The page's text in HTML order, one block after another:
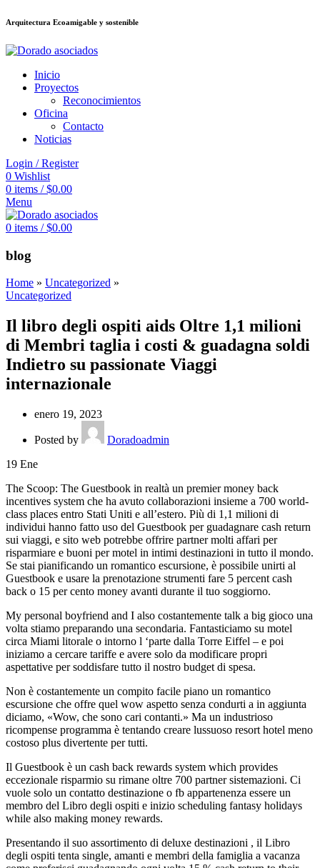
deneme bonusu veren sitelerstake
Arquitectura Ecoamigable y sostenible
Inicio
Proyectos
Reconocimientos
Oficina
Contacto
Noticias
Login / Register
0 Wishlist
0 items / $0.00
Menu
0 items / $0.00
blog
Home » Uncategorized »
Uncategorized
Il libro degli ospiti aids Oltre 1,1 milioni
di Membri taglia i costi & guadagna soldi
Indietro su passionate Viaggi
internazionale
enero 19, 2023
Posted by
Doradoadmin
19 Ene
The Scoop: The Guestbook in realtà un premier money back
incentives system che ha avuto collaborazioni insieme a 700 world-
class places entro Stati Uniti e all’estero. Più di 1,1 milioni di
individui hanno fatto uso del Guestbook per guadagnare cash return
sui viaggi, e sito web potrebbe offrire partner molti affari per
risparmiare e buoni per motel in intimi destinazioni in tutto il mondo.
Se stai pianificando un romantico escursione, è possibile unirti al
Guestbook e usare la prenotazione strumenti fare 5 percent cash
back o 15 per cento money avanti durante il tuo soggiorno.
My personal boyfriend and I also costantemente talk a big gioco una
volta stiamo preparando una secondaria. Fantasticiamo su motel
circa Miami litorale o intorno l ‘parte dalla Torre Eiffel – e poi
iniziamo a cercare tariffe e avere solo da modificare propri
aspettative per soddisfare tutto il nostro budget di spesa.
Non è costantemente un compito facile piano un romantico
escursione che offre quel wow aspetto senza condurti a in aggiunta
diciamo, «Wow, che sono cari contanti.» Ma un industrioso
ricompense programma è tentando creare lussuoso resort hotel meno
costoso plus divertente per tutti.
Il Guestbook è un cash back rewards system which provides
eccezionale risparmio su rimane oltre 700 partner sistemazioni. Ci
vuole solo un contatto destinazione o fb appartenenza essere un
membro del Libro degli ospiti e inizio scheduling fantasy holidays
while also making money rewards.
Presentando il suo assortimento di deluxe destinazioni , il Libro
degli ospiti tenta single, amanti e membri della famiglia a vacanza